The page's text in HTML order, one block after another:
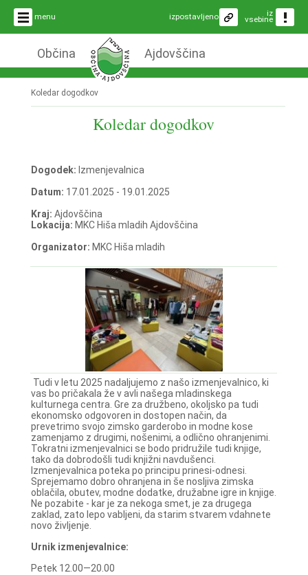
menu iz
vsebine
izpostavljeno
Občina Ajdovščina
Koledar dogodkov
Koledar dogodkov
Dogodek: Izmenjevalnica
Datum: 17.01.2025 - 19.01.2025
Kraj: Ajdovščina
Lokacija: MKC Hiša mladih Ajdovščina
Organizator: MKC Hiša mladih
Tudi v letu 2025 nadaljujemo z našo izmenjevalnico, ki
vas bo pričakala že v avli našega mladinskega
kulturnega centra. Gre za družbeno, okoljsko pa tudi
ekonomsko odgovoren in dostopen način, da
prevetrimo svojo zimsko garderobo in modne kose
zamenjamo z drugimi, nošenimi, a odlično ohranjenimi.
Tokratni izmenjevalnici se bodo pridružile tudi knjige,
tako da dobrodošli tudi knjižni navdušenci.
Izmenjevalnica poteka po principu prinesi-odnesi.
Sprejemamo dobro ohranjena in še nosljiva zimska
oblačila, obutev, modne dodatke, družabne igre in knjige.
Ne pozabite - kar je za nekoga smet, je za drugega
zaklad, zato lepo vabljeni, da starim stvarem vdahnete
novo življenje.
Urnik izmenjevalnice:
Petek 12.00—20.00